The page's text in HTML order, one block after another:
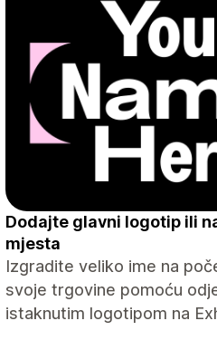
Dodajte glavni logotip ili
mjesta
Izgradite veliko ime na
svoje trgovine pomoću
istaknutim logotipom na